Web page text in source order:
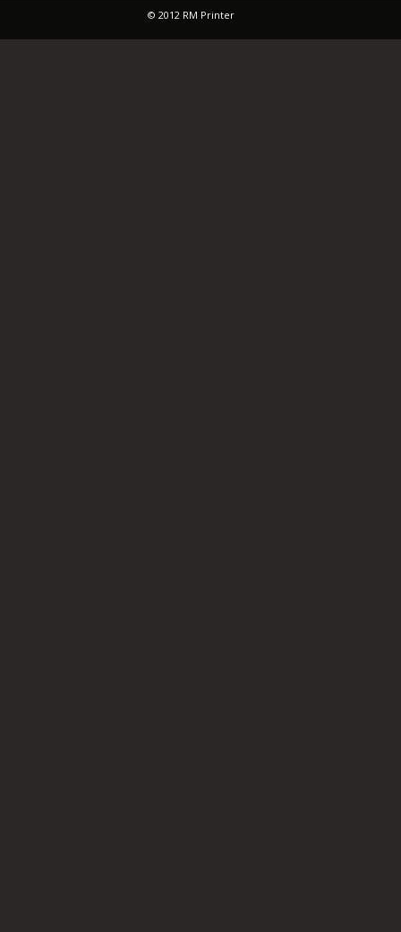
© 2012 RM Printer